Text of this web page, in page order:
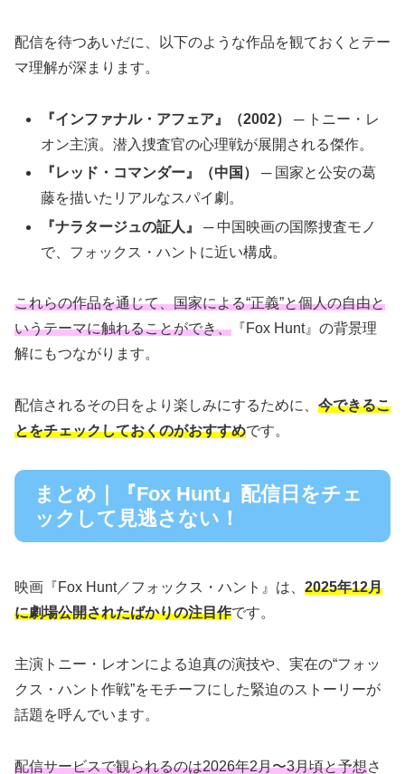
配信を待つあいだに、以下のような作品を観ておくとテー
マ理解が深まります。
『インファナル・アフェア』（2002）
─ トニー・レ
オン主演。潜入捜査官の心理戦が展開される傑作。
『レッド・コマンダー』（中国）
─ 国家と公安の葛
藤を描いたリアルなスパイ劇。
『ナラタージュの証人』
─ 中国映画の国際捜査モノ
で、フォックス・ハントに近い構成。
これらの作品を通じて、国家による“正義”と個人の自由と
いうテーマに触れることができ、 『Fox Hunt』の背景理
解にもつながります。
配信されるその日をより楽しみにするために、 今できるこ
とをチェックしておくのがおすすめです。
まとめ｜『Fox Hunt』配信日をチェ
ックして見逃さない！
映画『Fox Hunt／フォックス・ハント』は、 2025年12月
に劇場公開されたばかりの注目作です。
主演トニー・レオンによる迫真の演技や、実在の“フォッ
クス・ハント作戦”をモチーフにした緊迫のストーリーが
話題を呼んでいます。
配信サービスで観られるのは2026年2月〜3月頃と予想さ